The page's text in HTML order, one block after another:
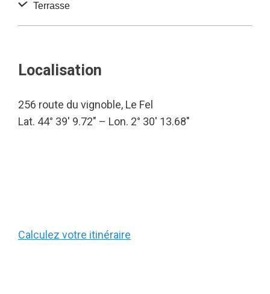
Terrasse
Localisation
256 route du vignoble, Le Fel
Lat. 44° 39′ 9.72″ – Lon. 2° 30′ 13.68″
Calculez votre itinéraire